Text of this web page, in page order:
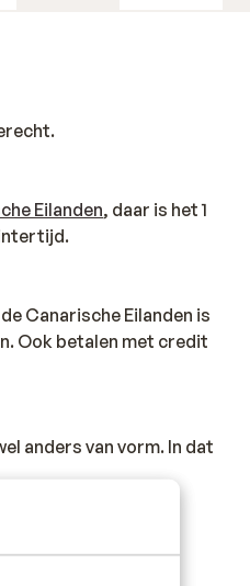
Eilanden, daar is het 1
Canarische Eilanden is
Ook betalen met credit
anders van vorm. In dat
of er andere